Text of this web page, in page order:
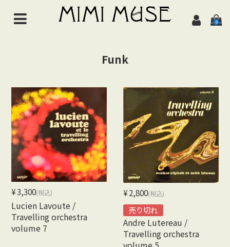
0
ABOUT
ALL ITEMS
MUSIC
Chanson de jazz
Jazz
Brazil
Latin/World
Funk
¥3,300(税込)
Lucien Lavoute /
Travelling orchestra
volume 7
¥2,800(税込)
売り切れ
Andre Lutereau /
Travelling orchestra